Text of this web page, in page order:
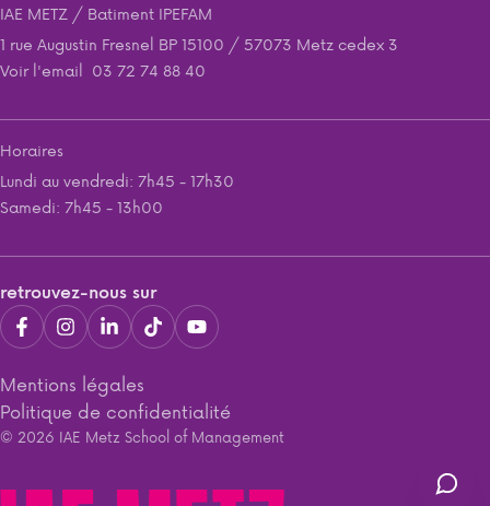
IAE METZ / Batiment IPEFAM
1 rue Augustin Fresnel BP 15100 / 57073 Metz cedex 3
Voir l'email 03 72 74 88 40
Horaires
Lundi au vendredi: 7h45 - 17h30
Samedi: 7h45 - 13h00
Mentions légales
Politique de confidentialité
retrouvez-nous sur
© 2026 IAE Metz School of Management